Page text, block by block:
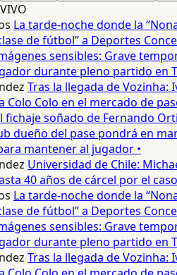
VIVO
La tarde-noche donde la
de fútbol” a Deportes
sensibles: Grave
durante pleno partido en
Tras la llegada de Vozinha:
Colo en el mercado de
fichaje soñado de Fernando
dueño del pase pondrá en
mantener al jugador •
Universidad de Chile:
40 años de cárcel por el caso
La tarde-noche donde la
de fútbol” a Deportes
sensibles: Grave
durante pleno partido en
Tras la llegada de Vozinha: